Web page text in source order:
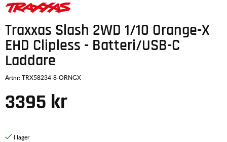
Traxxas Slash 2WD 1/10 Orange-X
EHD Clipless - Batteri/USB-C
Laddare
Artnr:TRX58234-8-ORNGX
3395 kr